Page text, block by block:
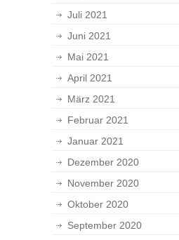
Juli 2021
Juni 2021
Mai 2021
April 2021
März 2021
Februar 2021
Januar 2021
Dezember 2020
November 2020
Oktober 2020
September 2020